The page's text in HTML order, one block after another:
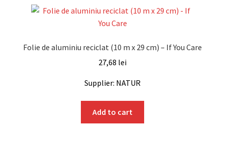
Folie de aluminiu reciclat (10 m x 29 cm) – If You Care
27,68 lei
Supplier: NATUR
Add to cart